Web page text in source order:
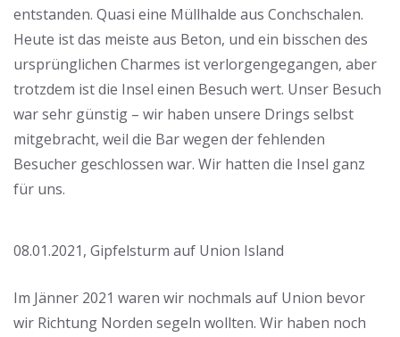
entstanden. Quasi eine Müllhalde aus Conchschalen.
Heute ist das meiste aus Beton, und ein bisschen des
ursprünglichen Charmes ist verlorgengegangen, aber
trotzdem ist die Insel einen Besuch wert. Unser Besuch
war sehr günstig – wir haben unsere Drings selbst
mitgebracht, weil die Bar wegen der fehlenden
Besucher geschlossen war. Wir hatten die Insel ganz
für uns.
08.01.2021, Gipfelsturm auf Union Island
Im Jänner 2021 waren wir nochmals auf Union bevor
wir Richtung Norden segeln wollten. Wir haben noch